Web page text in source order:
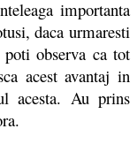
importanta
daca urmaresti
observa ca tot
acest avantaj in
acesta. Au prins